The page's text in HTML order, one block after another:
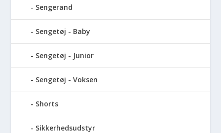
Sengerand
Sengetøj - Baby
Sengetøj - Junior
Sengetøj - Voksen
Shorts
Sikkerhedsudstyr